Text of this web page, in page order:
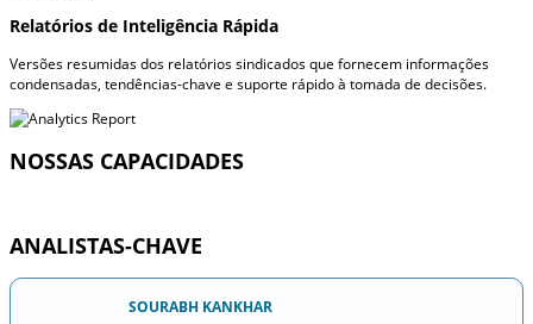
Relatórios de Inteligência Rápida
Versões resumidas dos relatórios sindicados que fornecem informações
condensadas, tendências-chave e suporte rápido à tomada de decisões.
NOSSAS CAPACIDADES
ANALISTAS-CHAVE
SOURABH KANKHAR